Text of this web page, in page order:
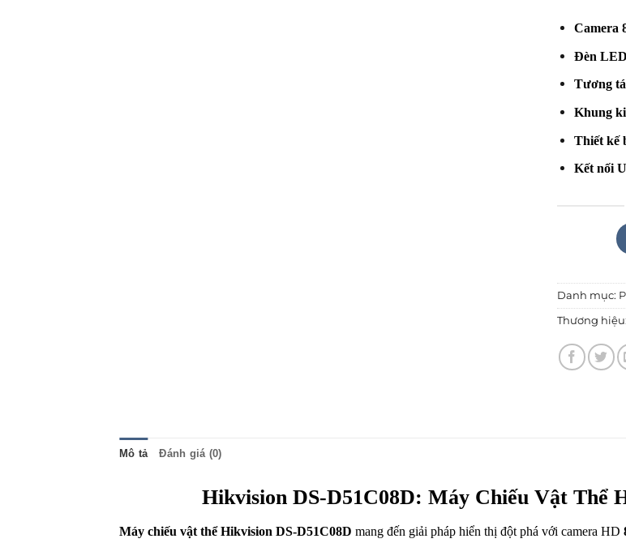
Camera
Đèn
Tương
Khung
Thiết kế
Kết nối
Danh mục:
Thương hiệu:
Mô tả Đánh giá (0)
Hikvision DS-D51C08D: Máy Chiếu Vật Thể
Máy chiếu vật thể Hikvision DS-D51C08D mang đến giải pháp hiển thị đột phá với camera HD